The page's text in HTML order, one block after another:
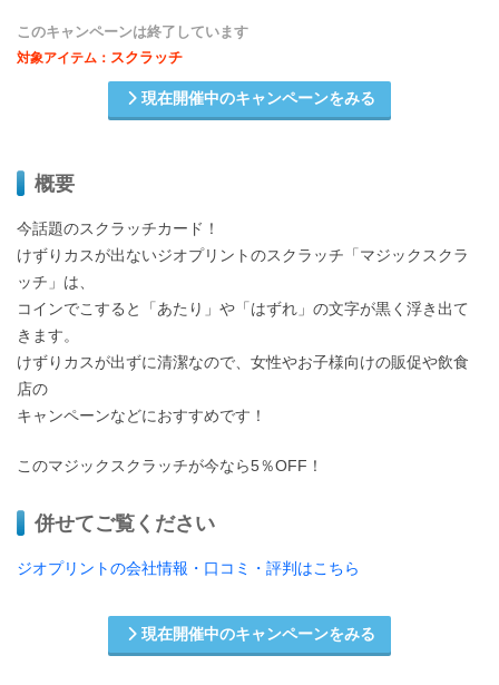
このキャンペーンは終了しています
対象アイテム： スクラッチ
現在開催中のキャンペーンをみる
概要
今話題のスクラッチカード！
けずりカスが出ないジオプリントのスクラッチ「マジックスクラ
ッチ」は、
コインでこすると「あたり」や「はずれ」の文字が黒く浮き出て
きます。
けずりカスが出ずに清潔なので、女性やお子様向けの販促や飲食
店の
キャンペーンなどにおすすめです！
このマジックスクラッチが今なら5％OFF！
併せてご覧ください
ジオプリントの会社情報・口コミ・評判はこちら
現在開催中のキャンペーンをみる